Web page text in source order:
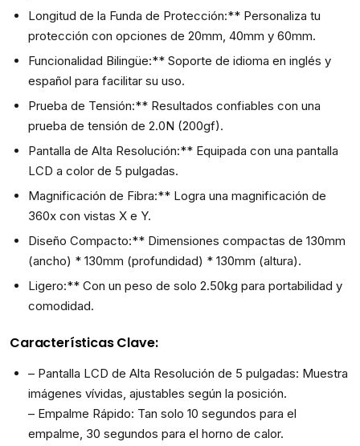
Longitud de la Funda de Protección:** Personaliza tu
protección con opciones de 20mm, 40mm y 60mm.
Funcionalidad Bilingüe:** Soporte de idioma en inglés y
español para facilitar su uso.
Prueba de Tensión:** Resultados confiables con una
prueba de tensión de 2.0N (200gf).
Pantalla de Alta Resolución:** Equipada con una pantalla
LCD a color de 5 pulgadas.
Magnificación de Fibra:** Logra una magnificación de
360x con vistas X e Y.
Diseño Compacto:** Dimensiones compactas de 130mm
(ancho) * 130mm (profundidad) * 130mm (altura).
Ligero:** Con un peso de solo 2.50kg para portabilidad y
comodidad.
Características Clave:
– Pantalla LCD de Alta Resolución de 5 pulgadas: Muestra
imágenes vívidas, ajustables según la posición.
– Empalme Rápido: Tan solo 10 segundos para el
empalme, 30 segundos para el horno de calor.